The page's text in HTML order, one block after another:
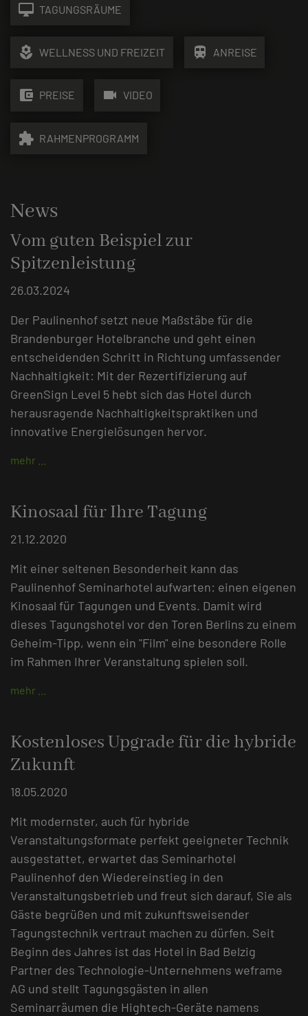
desktop_mac TAGUNGSRÄUME
local_florist WELLNESS UND FREIZEIT train ANREISE
account_balance_wallet PREISE videocam VIDEO
extension RAHMENPROGRAMM
News
Vom guten Beispiel zur
Spitzenleistung
26.03.2024
Der Paulinenhof setzt neue Maßstäbe für die
Brandenburger Hotelbranche und geht einen
entscheidenden Schritt in Richtung umfassender
Nachhaltigkeit: Mit der Rezertifizierung auf
GreenSign Level 5 hebt sich das Hotel durch
herausragende Nachhaltigkeitspraktiken und
innovative Energielösungen hervor.
mehr …
Kinosaal für Ihre Tagung
21.12.2020
Mit einer seltenen Besonderheit kann das
Paulinenhof Seminarhotel aufwarten: einen eigenen
Kinosaal für Tagungen und Events. Damit wird
dieses Tagungshotel vor den Toren Berlins zu einem
Geheim-Tipp, wenn ein "Film" eine besondere Rolle
im Rahmen Ihrer Veranstaltung spielen soll.
mehr …
Kostenloses Upgrade für die hybride
Zukunft
18.05.2020
Mit modernster, auch für hybride
Veranstaltungsformate perfekt geeigneter Technik
ausgestattet, erwartet das Seminarhotel
Paulinenhof den Wiedereinstieg in den
Veranstaltungsbetrieb und freut sich darauf, Sie als
Gäste begrüßen und mit zukunftsweisender
Tagungstechnik vertraut machen zu dürfen. Seit
Beginn des Jahres ist das Hotel in Bad Belzig
Partner des Technologie-Unternehmens weframe
AG und stellt Tagungsgästen in allen
Seminarräumen die Hightech-Geräte namens